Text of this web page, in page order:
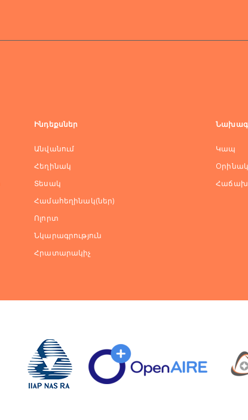
Ինդեքսներ
Անվանում
Հեղինակ
Տեսակ
Համահեղինակ(ներ)
Ոլորտ
Նկարագրություն
Հրատարակիչ
Կապ
Оրինակ
Հաճախ